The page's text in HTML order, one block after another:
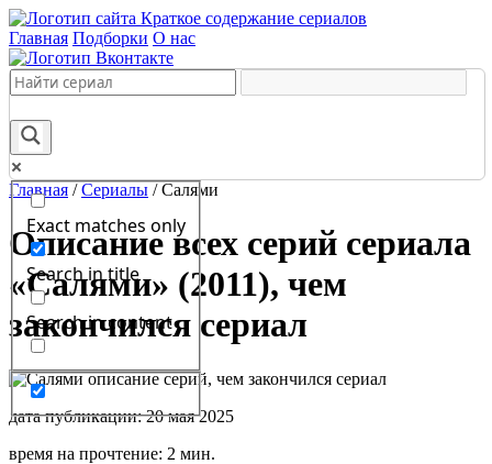
Краткое содержание сериалов
Главная Подборки О нас
Exact matches only
Search in title
Search in content
Главная /Сериалы /Салями
Описание всех серий сериала
«Салями» (2011), чем
закончился сериал
дата публикации: 20 мая 2025
время на прочтение: 2 мин.